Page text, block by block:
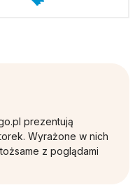
prezentują
Wyrażone w nich
z poglądami